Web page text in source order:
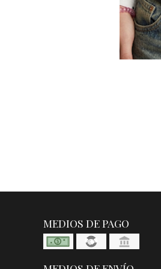
MEDIOS DE PAGO